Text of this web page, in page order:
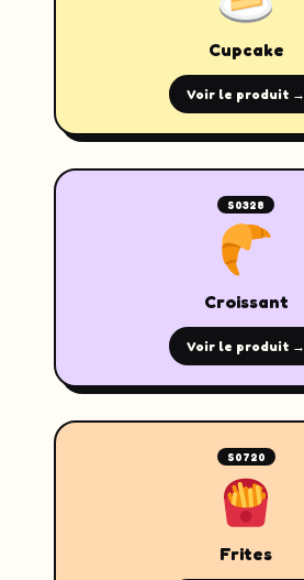
Cupcake
Voir le produit →
S0328
Croissant
Voir le produit →
S0720
Frites